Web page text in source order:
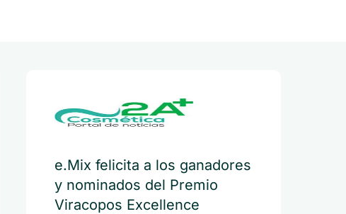
e.Mix felicita a los ganadores
y nominados del Premio
Viracopos Excellence